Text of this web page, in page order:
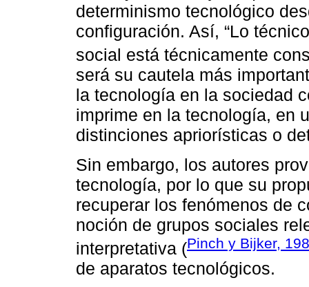
determinismo tecnológico
configuración. Así, “Lo
social está técnicamente
será su cautela más
la tecnología en la sociedad
imprime en la tecnología, en
distinciones apriorísticas o
Sin embargo, los autores
tecnología, por lo que su
recuperar los fenómenos de
noción de grupos sociales
interpretativa (Pinch y Bijker,
de aparatos tecnológicos.